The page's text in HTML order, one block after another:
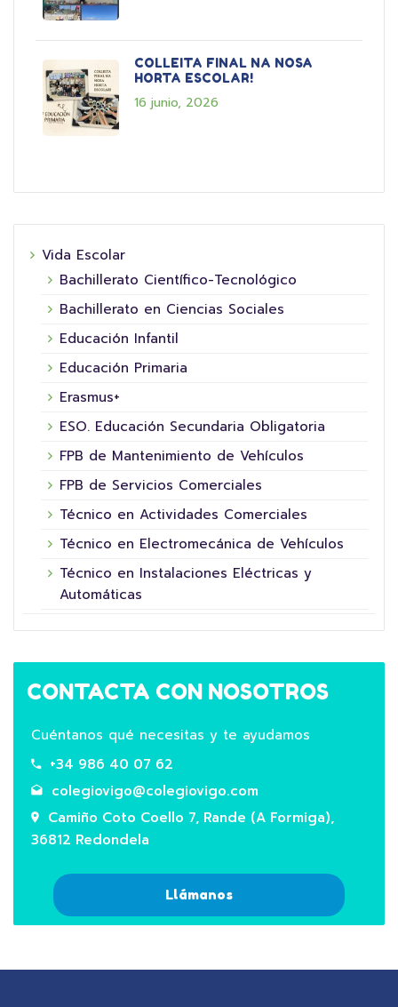
COLLEITA FINAL NA NOSA
HORTA ESCOLAR!
16 junio, 2026
Vida Escolar
Bachillerato Científico-Tecnológico
Bachillerato en Ciencias Sociales
Educación Infantil
Educación Primaria
Erasmus+
ESO. Educación Secundaria Obligatoria
FPB de Mantenimiento de Vehículos
FPB de Servicios Comerciales
Técnico en Actividades Comerciales
Técnico en Electromecánica de Vehículos
Técnico en Instalaciones Eléctricas y
Automáticas
CONTACTA CON NOSOTROS
Cuéntanos qué necesitas y te ayudamos
+34 986 40 07 62
colegiovigo@colegiovigo.com
Camiño Coto Coello 7, Rande (A Formiga),
36812 Redondela
Llámanos